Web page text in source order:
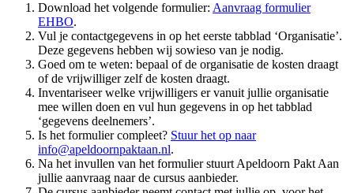
Download het volgende formulier: Aanvraag formulier
EHBO.
Vul je contactgegevens in op het eerste tabblad ‘Organisatie’.
Deze gegevens hebben wij sowieso van je nodig.
Goed om te weten: bepaal of de organisatie de kosten draagt
of de vrijwilliger zelf de kosten draagt.
Inventariseer welke vrijwilligers er vanuit jullie organisatie
mee willen doen en vul hun gegevens in op het tabblad
‘gegevens deelnemers’.
Is het formulier compleet? Stuur het op naar
info@apeldoornpaktaan.nl.
Na het invullen van het formulier stuurt Apeldoorn Pakt Aan
jullie aanvraag naar de cursus aanbieder.